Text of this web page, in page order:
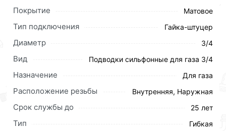
НР 3/4", длина 60 см. Артикул (MQBW60).
Сильфонная подводка представляет собой,
произведенный из нержавеющей стали,
гофрированный шланг, повышенной надежности и
жесткости. Шланг для газа нужен для подключения
Покрытие Матовое
Тип подключения Гайка-штуцер
Диаметр 3/4
Вид Подводки сильфонные для газа 3/4
Назначение Для газа
Расположение резьбы Внутренняя, Наружная
Срок службы до 25 лет
Тип Гибкая